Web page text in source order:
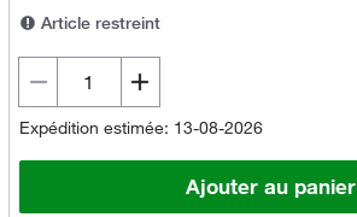
Article restreint
Expédition estimée: 13-08-2026
Ajouter au panier